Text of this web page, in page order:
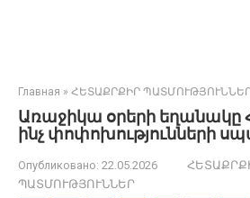
Главная » ՀԵՏԱՔՐՔԻՐ
Առաջիկա օրերի եղանակը
ինչ փոփոխությունների
Опубликовано: 22.05.2026
ՊԱՏՄՈՒԹՅՈՒՆՆԵՐ